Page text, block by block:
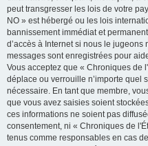
peut transgresser les lois de votre
NO » est hébergé ou les lois
bannissement immédiat et
d’accès à Internet si nous le
messages sont enregistrées pour
Vous acceptez que « Chroniques de
déplace ou verrouille n’importe quel
nécessaire. En tant que membre,
que vous avez saisies soient
ces informations ne soient pas
consentement, ni « Chroniques de
tenus comme responsables en cas